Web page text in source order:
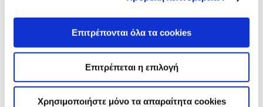
Επιτρέπονται όλα τα cookies
Επιτρέπεται η επιλογή
Χρησιμοποιήστε μόνο τα απαραίτητα cookies
ολοκληρωμένες
να αισθανθούν τη
χαρά αμέτρητων
ευτυχισμένων